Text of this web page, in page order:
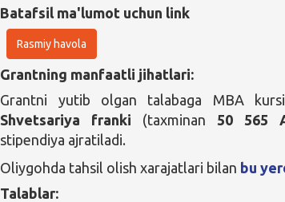
Batafsil ma'lumot uchun link
Rasmiy havola
Grantning manfaatli jihatlari:
Grantni yutib olgan talabaga MBA
Shvetsariya franki (taxminan 50 565
stipendiya ajratiladi.
Oliygohda tahsil olish xarajatlari bilan bu
Talablar: